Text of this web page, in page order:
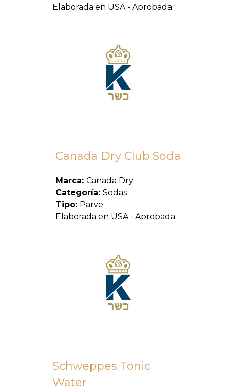
Elaborada en USA - Aprobada
Canada Dry Club Soda
Marca: Canada Dry
Categoría: Sodas
Tipo: Parve
Elaborada en USA - Aprobada
Schweppes Tonic
Water